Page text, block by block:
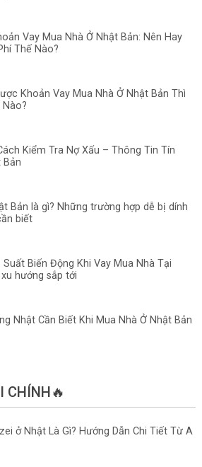
Vay Mua Nhà Ở Nhật Bản: Nên Hay
Thế Nào?
Khoản Vay Mua Nhà Ở Nhật Bản Thì
Nào?
Kiểm Tra Nợ Xấu – Thông Tin Tín
Bản
Bản là gì? Những trường hợp dễ bị dính
biết
Suất Biến Động Khi Vay Mua Nhà Tại
hướng sắp tới
Nhật Cần Biết Khi Mua Nhà Ở Nhật Bản
CHÍNH🔥
ở Nhật Là Gì? Hướng Dẫn Chi Tiết Từ A